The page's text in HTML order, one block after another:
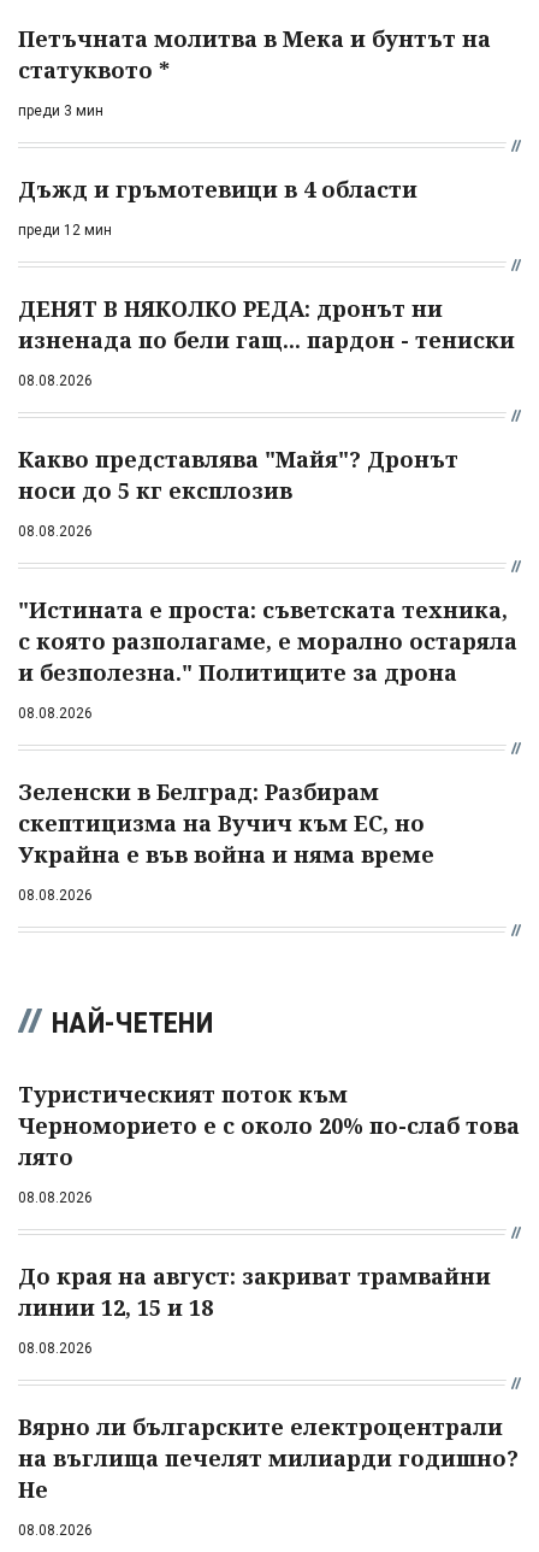
Петъчната молитва в Мека и бунтът на
статуквото *
преди 3 мин
Дъжд и гръмотевици в 4 области
преди 12 мин
ДЕНЯТ В НЯКОЛКО РЕДА: дронът ни
изненада по бели гащ... пардон - тениски
08.08.2026
Какво представлява "Майя"? Дронът
носи до 5 кг експлозив
08.08.2026
"Истината е проста: съветската техника,
с която разполагаме, е морално остаряла
и безполезна." Политиците за дрона
08.08.2026
Зеленски в Белград: Разбирам
скептицизма на Вучич към ЕС, но
Украйна е във война и няма време
08.08.2026
НАЙ-ЧЕТЕНИ
Туристическият поток към
Черноморието е с около 20% по-слаб това
лято
08.08.2026
До края на август: закриват трамвайни
линии 12, 15 и 18
08.08.2026
Вярно ли българските електроцентрали
на въглища печелят милиарди годишно?
Не
08.08.2026